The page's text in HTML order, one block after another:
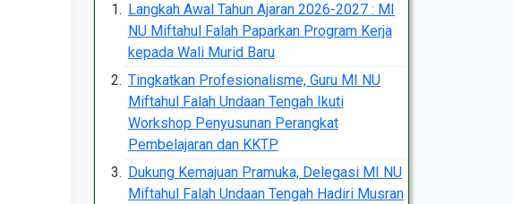
Langkah Awal Tahun Ajaran 2026-2027 : MI
NU Miftahul Falah Paparkan Program Kerja
kepada Wali Murid Baru
Tingkatkan Profesionalisme, Guru MI NU
Miftahul Falah Undaan Tengah Ikuti
Workshop Penyusunan Perangkat
Pembelajaran dan KKTP
Dukung Kemajuan Pramuka, Delegasi MI NU
Miftahul Falah Undaan Tengah Hadiri Musran